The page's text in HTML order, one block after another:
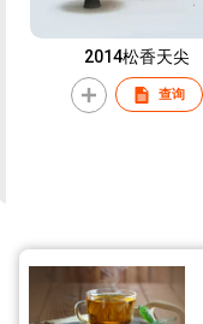
2014松香天尖
查询